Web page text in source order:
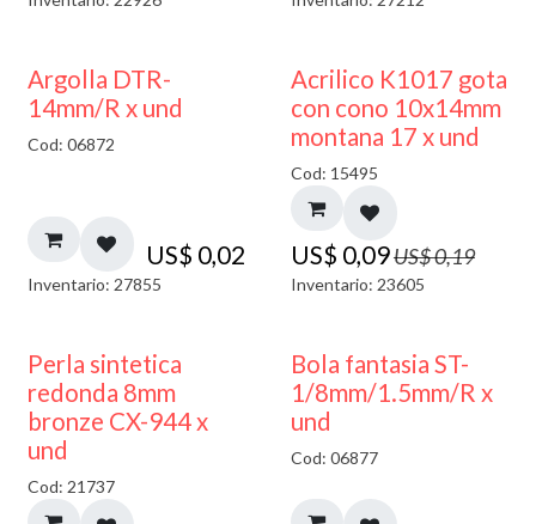
Argolla DTR-
14mm/R x und
Cod: 06872
US$ 0,02
Inventario: 27855
50% DESCUENTO
Acrilico K1017 gota
con cono 10x14mm
montana 17 x und
Cod: 15495
US$ 0,09US$0,19
Inventario: 23605
Perla sintetica
redonda 8mm
bronze CX-944 x
und
Cod: 21737
Bola fantasia ST-
1/8mm/1.5mm/R x
und
Cod: 06877